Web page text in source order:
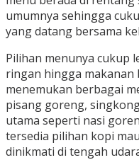
umumnya sehingga
yang datang bersama
Pilihan menunya cukup
ringan hingga
menemukan berbagai
pisang goreng,
utama seperti nasi
tersedia pilihan kopi
dinikmati di tengah